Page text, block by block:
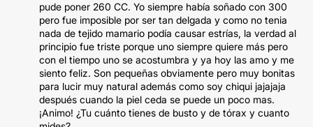
pude poner 260 CC. Yo siempre había soñado con 300
pero fue imposible por ser tan delgada y como no tenia
nada de tejido mamario podía causar estrías, la verdad al
principio fue triste porque uno siempre quiere más pero
con el tiempo uno se acostumbra y ya hoy las amo y me
siento feliz. Son pequeñas obviamente pero muy bonitas
para lucir muy natural además como soy chiqui jajajaja
después cuando la piel ceda se puede un poco mas.
¡Animo! ¿Tu cuánto tienes de busto y de tórax y cuanto